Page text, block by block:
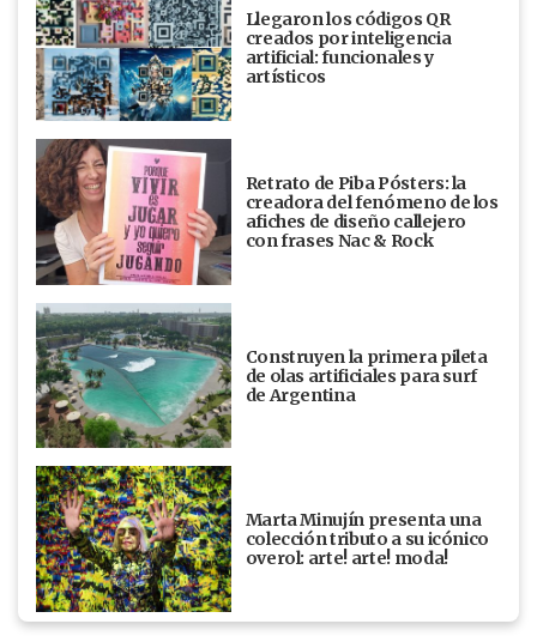
Llegaron los códigos QR
creados por inteligencia
artificial: funcionales y
artísticos
Retrato de Piba Pósters: la
creadora del fenómeno de los
afiches de diseño callejero
con frases Nac & Rock
Construyen la primera pileta
de olas artificiales para surf
de Argentina
Marta Minujín presenta una
colección tributo a su icónico
overol: arte! arte! moda!